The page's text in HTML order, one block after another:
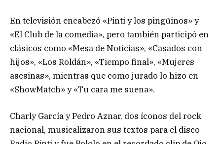
En televisión encabezó «Pinti y los pingüinos» y
«El Club de la comedia», pero también participó en
clásicos como «Mesa de Noticias», «Casados con
hijos», «Los Roldán», «Tiempo final», «Mujeres
asesinas», mientras que como jurado lo hizo en
«ShowMatch» y «Tu cara me suena».
Charly García y Pedro Aznar, dos íconos del rock
nacional, musicalizaron sus textos para el disco